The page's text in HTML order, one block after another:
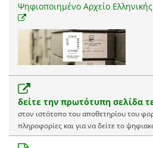
Ψηφιοποιημένο Αρχείο
δείτε την πρωτότυπη σελίδα
στον ιστότοπο του αποθετηρίου του
πληροφορίες και για να δείτε το